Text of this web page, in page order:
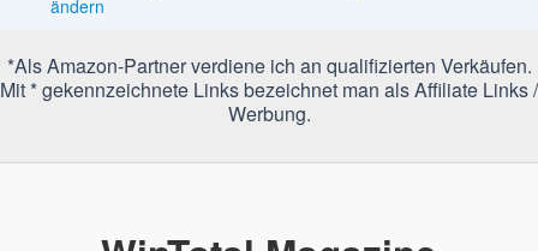
ändern
*Als Amazon-Partner verdiene ich an qualifizierten Verkäufen.
Mit * gekennzeichnete Links bezeichnet man als Affiliate Links /
Werbung.